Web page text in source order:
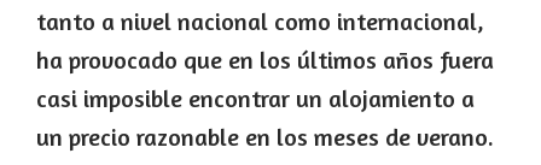
tanto a nivel nacional como internacional,
ha provocado que en los últimos años fuera
casi imposible encontrar un alojamiento a
un precio razonable en los meses de verano.